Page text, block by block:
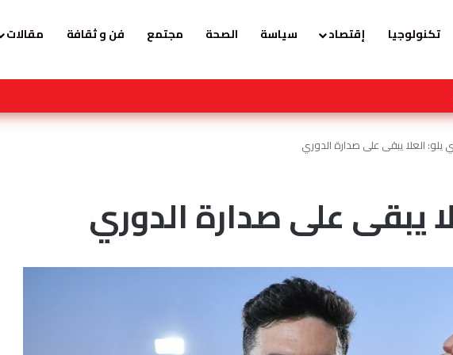
تكنولوجيا إقتصاد سياسة الصحة مجتمع فن و ثقافة مقالات
سلطنة عمان بالقاهرة تشارك في أعمال المؤتمر الدولي لـ مكافحة التمييز ضد الإسلام والمسلمين
يلو: العلا يبقى على صدارة الدوري
يبقى على صدارة الدوري